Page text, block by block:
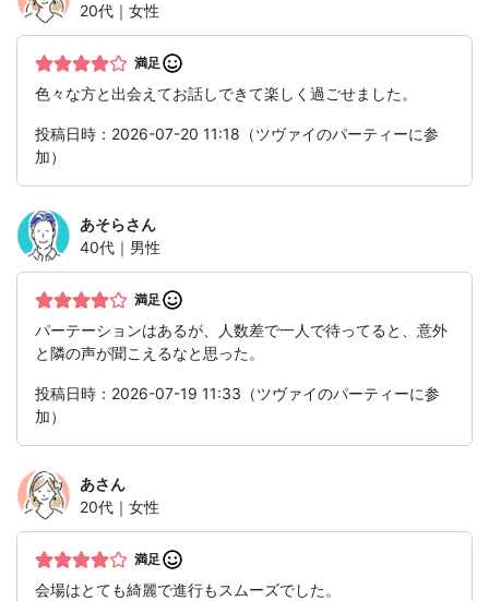
20代｜女性
満足
色々な方と出会えてお話しできて楽しく過ごせました。
投稿日時：2026-07-20 11:18（ツヴァイのパーティーに参
加）
あそらさん
40代｜男性
満足
パーテーションはあるが、人数差で一人で待ってると、意外
と隣の声が聞こえるなと思った。
投稿日時：2026-07-19 11:33（ツヴァイのパーティーに参
加）
あさん
20代｜女性
満足
会場はとても綺麗で進行もスムーズでした。